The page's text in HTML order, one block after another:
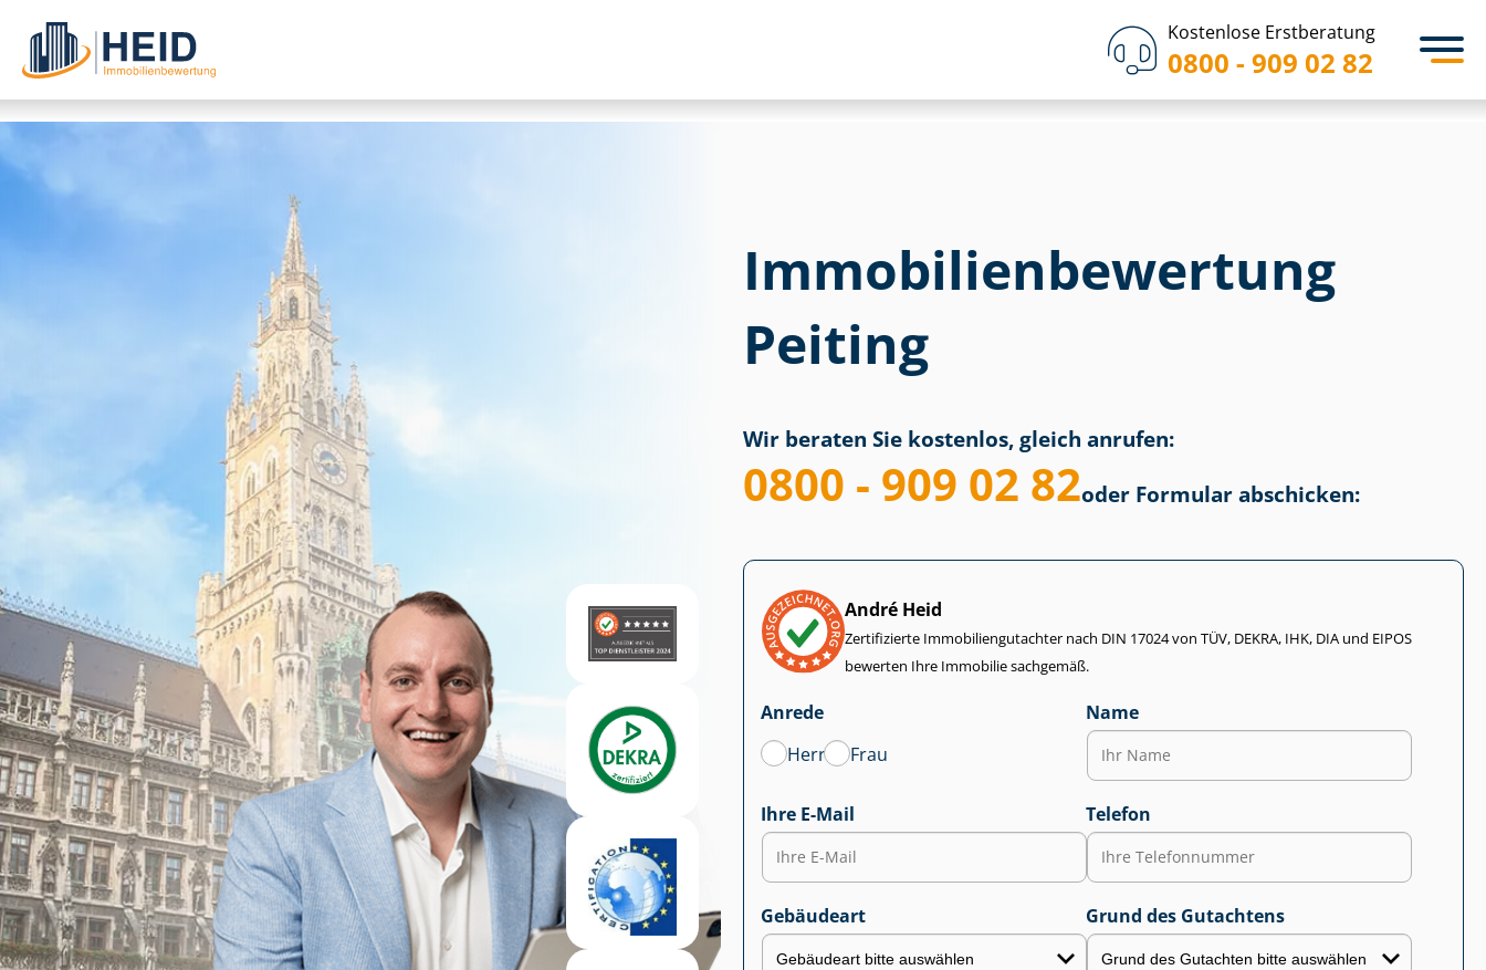
Kostenlose Erstberatung
0800 - 909 02 82
Immobilien­bewertung
Peiting
Wir beraten Sie kostenlos, gleich anrufen:
0800 - 909 02 82oder Formular abschicken:
André Heid
Zertifizierte Im­mo­bi­li­en­gut­ach­ter nach DIN 17024 von TÜV, DEKRA, IHK, DIA und EIPOS
bewerten Ihre Immobilie sachgemäß.
Anrede
Herr
Frau
Name
Ihre E-Mail Telefon
Gebäudeart Grund des Gutachtens